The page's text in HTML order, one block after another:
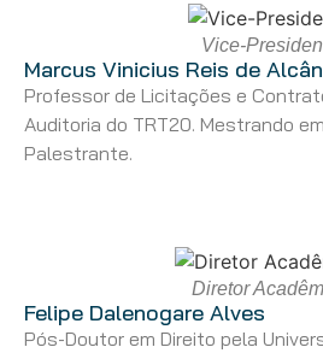
Vice-
Marcus Vinicius Reis de
Professor de Licitações e
Auditoria do TRT20. Mestrando
Palestrante.
Diretor
Felipe Dalenogare Alves
Pós-Doutor em Direito pela